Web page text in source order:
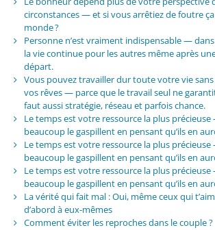
circonstances — et si vous arrêtiez de foutre
monde ?
Personne n’est vraiment indispensable —
la vie continue pour les autres même après
départ.
Vous pouvez travailler dur toute votre vie
vos rêves — parce que le travail seul ne
faut aussi stratégie, réseau et parfois chance.
Le temps est votre ressource la plus
beaucoup le gaspillent en pensant qu’ils en
Le temps est votre ressource la plus
beaucoup le gaspillent en pensant qu’ils en
Le temps est votre ressource la plus
beaucoup le gaspillent en pensant qu’ils en
La vérité qui fait mal : Oui, même ceux qui
d’abord à eux-mêmes
Comment éviter les reproches dans le couple ?